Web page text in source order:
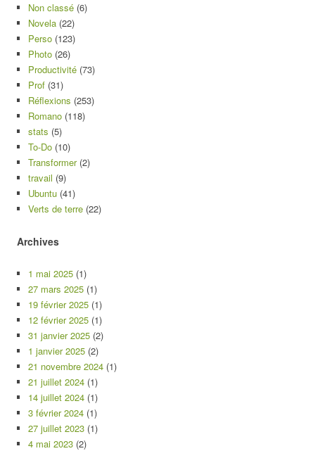
Non classé (6)
Novela (22)
Perso (123)
Photo (26)
Productivité (73)
Prof (31)
Réflexions (253)
Romano (118)
stats (5)
To-Do (10)
Transformer(2)
travail (9)
Ubuntu (41)
Verts de terre (22)
Archives
1 mai 2025 (1)
27 mars 2025 (1)
19 février 2025 (1)
12 février 2025 (1)
31 janvier 2025 (2)
1 janvier 2025 (2)
21 novembre 2024 (1)
21 juillet 2024 (1)
14 juillet 2024 (1)
3 février 2024 (1)
27 juillet 2023 (1)
4 mai 2023 (2)